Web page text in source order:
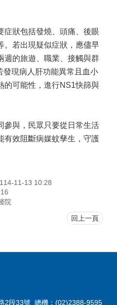
症狀包括發燒、頭痛、後眼
。若出現疑似症狀，應儘早
週的旅遊、職業、接觸與群
現病人肝功能異常且血小
的可能性，進行NS1快篩與
參與，民眾只要從日常生活
有效阻斷病媒蚊孳生，守護
11-13 10:28
院
回上一頁
2段33號 總機：(02)2388-9595